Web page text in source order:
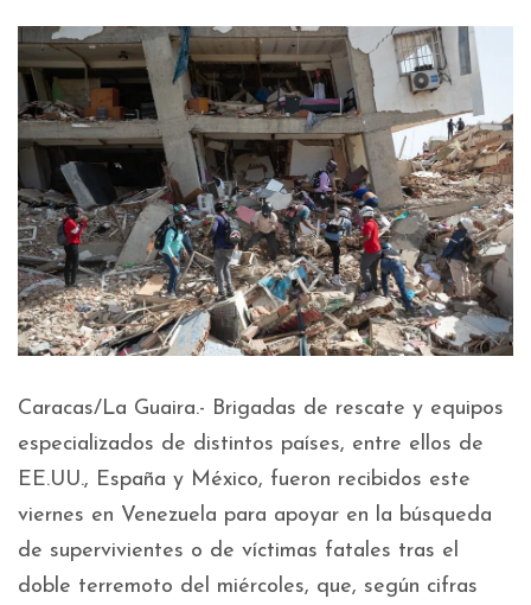
Caracas/La Guaira.- Brigadas de rescate y equipos
especializados de distintos países, entre ellos de
EE.UU., España y México, fueron recibidos este
viernes en Venezuela para apoyar en la búsqueda
de supervivientes o de víctimas fatales tras el
doble terremoto del miércoles, que, según cifras